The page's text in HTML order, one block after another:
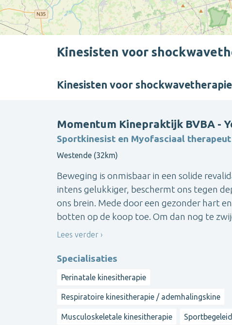
Kinesisten voor
Kinesisten voor
Momentum Kinepraktijk BVBA -
Sportkinesist en Myofasciaal therapeut
Westende (32km)
Beweging is onmisbaar in een solide
intens gelukkiger, beschermt ons tegen
ons brein. Mede door een gezonder hart
botten op de koop toe. Om dan nog te
Lees verder
Specialisaties
Perinatale kinesitherapie
Respiratoire kinesitherapie / ademhalingskine
Musculoskeletale kinesitherapie